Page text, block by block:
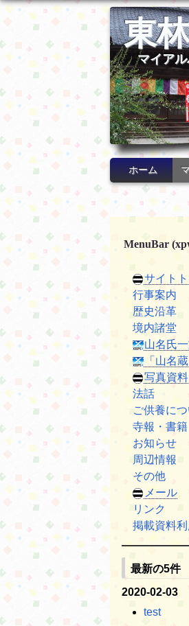
東
マイア
ホーム
MenuBar
サイト
行事案内
歴史沿革
境内諸堂
山名氏
「山名蔵
写真資料
法話
ご供養に
寺報・書籍
お知らせ
周辺情報
その他
メール
リンク
掲載資料
最新の5件
2020-02-03
test